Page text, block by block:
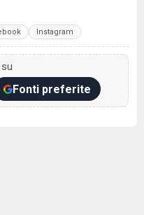
Instagram
Fonti preferite